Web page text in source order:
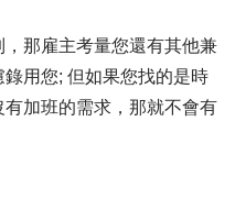
那雇主考量您還有其他兼
用您; 但如果您找的是時
加班的需求，那就不會有